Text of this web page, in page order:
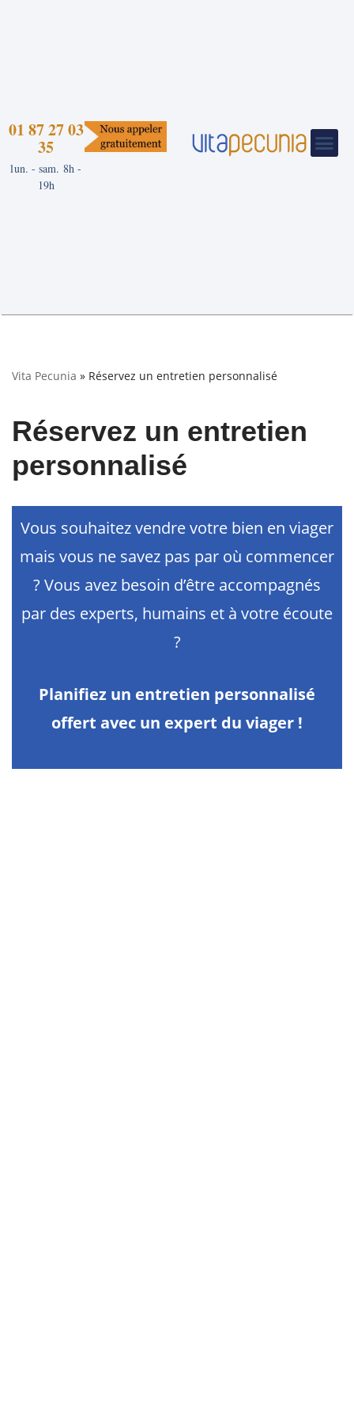
01 87 27 03
35
lun. - sam. 8h -
19h
Vita Pecunia » Réservez un entretien personnalisé
Réservez un entretien
personnalisé
Vous souhaitez vendre votre bien en viager
mais vous ne savez pas par où commencer
? Vous avez besoin d’être accompagnés
par des experts, humains et à votre écoute
?
Planifiez un entretien personnalisé
offert avec un expert du viager !